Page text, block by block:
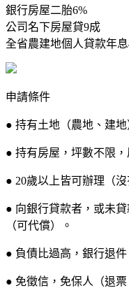
銀行房屋二胎6%
公司名下房屋貸9成
全省農建地個人貸款年
申請條件
● 持有土地（農地、建地
● 持有房屋，坪數不限，
● 20歲以上皆可辦理（
● 向銀行貸款者，或未
（可代償）。
● 負債比過高，銀行退
● 免徵信，免保人（退